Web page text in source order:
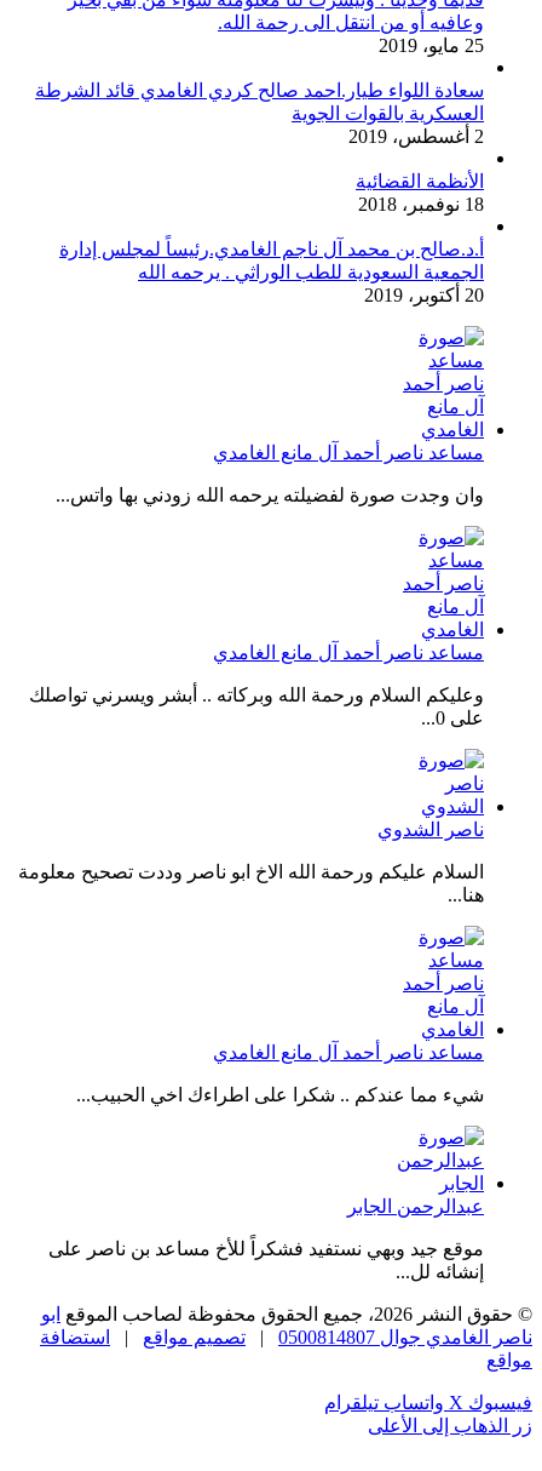
وعافيه أو من انتقل الى رحمة الله.
25 مايو، 2019
سعادة اللواء طيار.احمد صالح كردي الغامدي قائد الشرطة
العسكرية بالقوات الجوية
2 أغسطس، 2019
الأنظمة القضائية
18 نوفمبر، 2018
أ.د.صالح بن محمد آل ناجم الغامدي.رئيساً لمجلس إدارة
الجمعية السعودية للطب الوراثي . يرحمه الله
20 أكتوبر، 2019
مساعد ناصر أحمد آل مانع الغامدي
وان وجدت صورة لفضيلته يرحمه الله زودني بها واتس...
مساعد ناصر أحمد آل مانع الغامدي
وعليكم السلام ورحمة الله وبركاته .. أبشر ويسرني تواصلك
على 0...
ناصر الشدوي
السلام عليكم ورحمة الله الاخ ابو ناصر وددت تصحيح معلومة
هنا...
مساعد ناصر أحمد آل مانع الغامدي
شيء مما عندكم .. شكرا على اطراءك اخي الحبيب...
عبدالرحمن الجابر
موقع جيد وبهي نستفيد فشكراً للأخ مساعد بن ناصر على
إنشائه لل...
© حقوق النشر 2026، جميع الحقوق محفوظة لصاحب الموقع
ابو
ناصر الغامدي جوال 0500814807
| تصميم مواقع |
استضافة
مواقع
فيسبوك ‫X واتساب تيلقرام
زر الذهاب إلى الأعلى